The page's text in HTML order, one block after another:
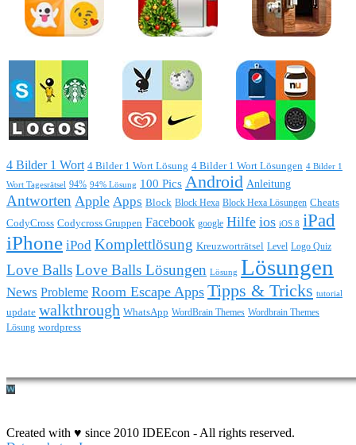
4 Bilder 1 Wort 4 Bilder 1 Wort Lösung 4 Bilder 1 Wort Lösungen 4 Bilder 1
Wort Tagesrätsel 94% 94% Lösung 100 Pics Android Anleitung
Antworten Apple Apps Block Block Hexa Block Hexa Lösungen Cheats
CodyCross Codycross Gruppen Facebook google Hilfe ios iOS 8 iPad
iPhone iPod Komplettlösung Kreuzworträtsel Level Logo Quiz
Love BallsLove Balls Lösungen Lösung Lösungen
News Probleme Room Escape Apps Tipps & Tricks tutorial
update walkthrough WhatsApp WordBrain Themes Wordbrain Themes
Lösung wordpress
Created with ♥ since 2010 IDEEcon - All rights reserved.